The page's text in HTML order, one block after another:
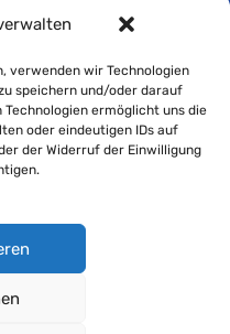
verwenden wir Technologien
speichern und/oder darauf
ermöglicht uns die
oder eindeutigen IDs auf
der Widerruf der Einwilligung
16:30 Uhr
Uhr